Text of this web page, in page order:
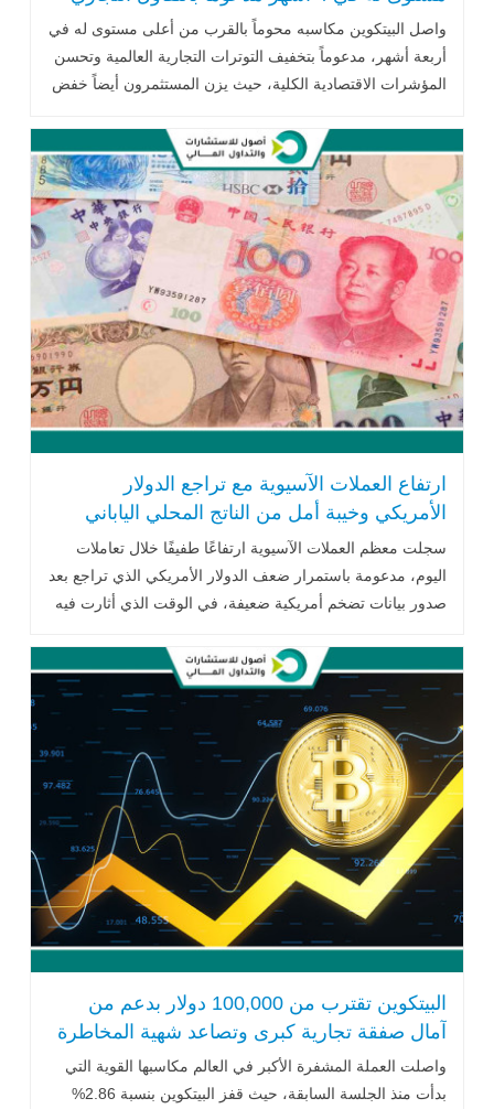
واصل البيتكوين مكاسبه محوماً بالقرب من أعلى مستوى له في
أربعة أشهر، مدعوماً بتخفيف التوترات التجارية العالمية وتحسن
المؤشرات الاقتصادية الكلية، حيث يزن المستثمرون أيضاً خفض
ارتفاع العملات الآسيوية مع تراجع الدولار
الأمريكي وخيبة أمل من الناتج المحلي الياباني
سجلت معظم العملات الآسيوية ارتفاعًا طفيفًا خلال تعاملات
اليوم، مدعومة باستمرار ضعف الدولار الأمريكي الذي تراجع بعد
صدور بيانات تضخم أمريكية ضعيفة، في الوقت الذي أثارت فيه
البيتكوين تقترب من 100,000 دولار بدعم من
آمال صفقة تجارية كبرى وتصاعد شهية المخاطرة
واصلت العملة المشفرة الأكبر في العالم مكاسبها القوية التي
بدأت منذ الجلسة السابقة، حيث قفز البيتكوين بنسبة 2.86%